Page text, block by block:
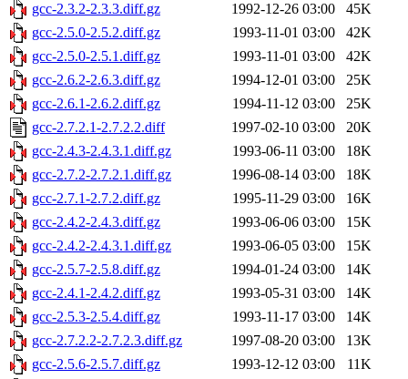
gcc-2.3.2-2.3.3.diff.gz
1992-12-26 03:00
45K
gcc-2.5.0-2.5.2.diff.gz
1993-11-01 03:00
42K
gcc-2.5.0-2.5.1.diff.gz
1993-11-01 03:00
42K
gcc-2.6.2-2.6.3.diff.gz
1994-12-01 03:00
25K
gcc-2.6.1-2.6.2.diff.gz
1994-11-12 03:00
25K
gcc-2.7.2.1-2.7.2.2.diff
1997-02-10 03:00
20K
gcc-2.4.3-2.4.3.1.diff.gz
1993-06-11 03:00
18K
gcc-2.7.2-2.7.2.1.diff.gz
1996-08-14 03:00
18K
gcc-2.7.1-2.7.2.diff.gz
1995-11-29 03:00
16K
gcc-2.4.2-2.4.3.diff.gz
1993-06-06 03:00
15K
gcc-2.4.2-2.4.3.1.diff.gz
1993-06-05 03:00
15K
gcc-2.5.7-2.5.8.diff.gz
1994-01-24 03:00
14K
gcc-2.4.1-2.4.2.diff.gz
1993-05-31 03:00
14K
gcc-2.5.3-2.5.4.diff.gz
1993-11-17 03:00
14K
gcc-2.7.2.2-2.7.2.3.diff.gz
1997-08-20 03:00
13K
gcc-2.5.6-2.5.7.diff.gz
1993-12-12 03:00
11K